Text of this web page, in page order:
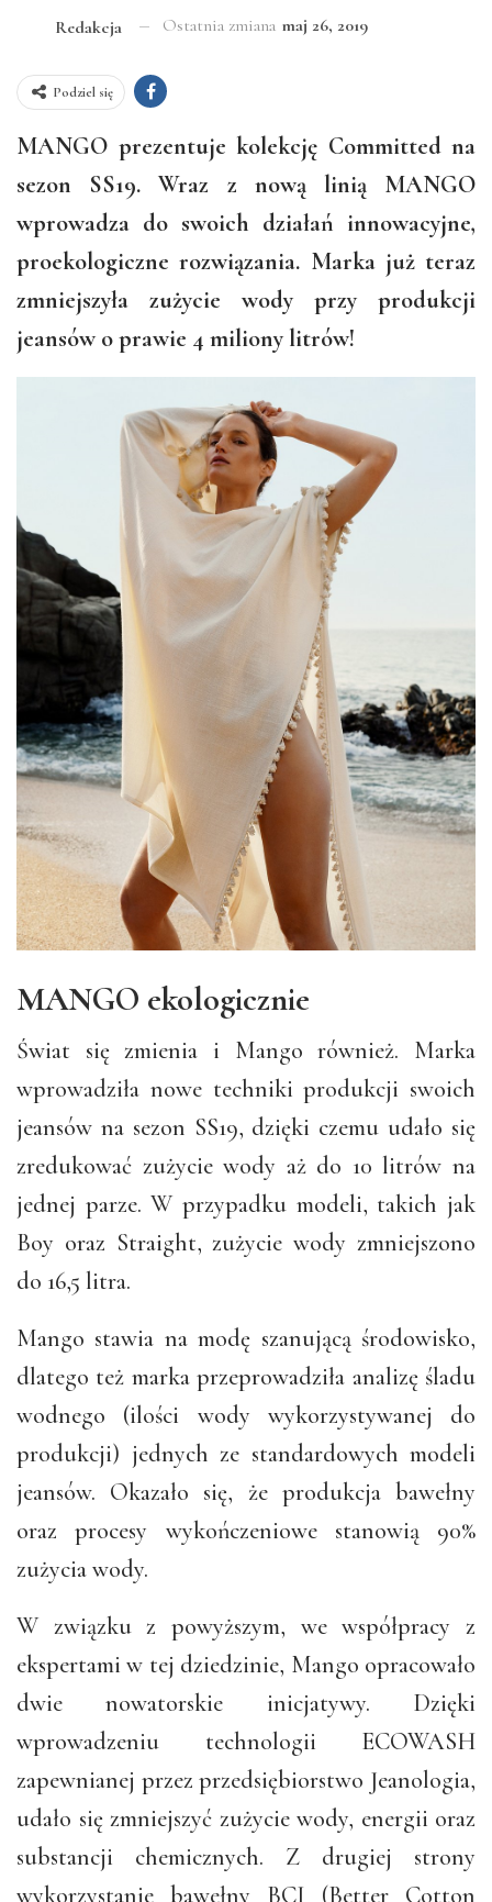
Redakcja Ostatnia zmiana maj 26, 2019
Podziel się
MANGO prezentuje kolekcję Committed na
sezon SS19. Wraz z nową linią MANGO
wprowadza do swoich działań innowacyjne,
proekologiczne rozwiązania. Marka już teraz
zmniejszyła zużycie wody przy produkcji
jeansów o prawie 4 miliony litrów!
MANGO ekologicznie
Świat się zmienia i Mango również. Marka
wprowadziła nowe techniki produkcji swoich
jeansów na sezon SS19, dzięki czemu udało się
zredukować zużycie wody aż do 10 litrów na
jednej parze. W przypadku modeli, takich jak
Boy oraz Straight, zużycie wody zmniejszono
do 16,5 litra.
Mango stawia na modę szanującą środowisko,
dlatego też marka przeprowadziła analizę śladu
wodnego (ilości wody wykorzystywanej do
produkcji) jednych ze standardowych modeli
jeansów. Okazało się, że produkcja bawełny
oraz procesy wykończeniowe stanowią 90%
zużycia wody.
W związku z powyższym, we współpracy z
ekspertami w tej dziedzinie, Mango opracowało
dwie nowatorskie inicjatywy. Dzięki
wprowadzeniu technologii ECOWASH
zapewnianej przez przedsiębiorstwo Jeanologia,
udało się zmniejszyć zużycie wody, energii oraz
substancji chemicznych. Z drugiej strony
wykorzystanie bawełny BCI (Better Cotton